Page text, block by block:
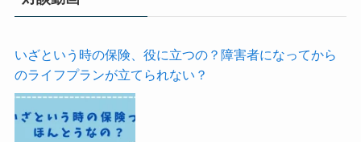
いざという時の保険、役に立つの？障害者になってから
のライフプランが立てられない？